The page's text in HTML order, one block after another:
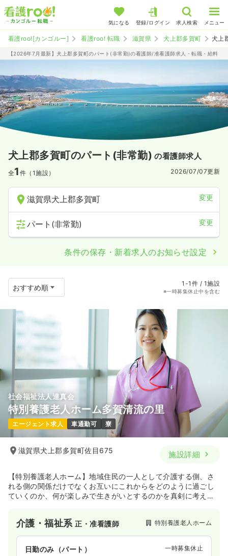
気になる 登録/ログイン 求人検索 メニュー
看護roo![カンゴルー] 看護roo! 転職 滋賀県 犬上郡多賀町 犬上
【2026年7月最新】犬上郡多賀町のパート(非常勤)の看護師/准看護師求人・転職・給料
犬上郡多賀町のパート(非常勤) の看護師求人
全1 件（1施設） 2026/07/07更新
滋賀県犬上郡多賀町 変更
パート(非常勤) 変更
条件の保存・新着求人のお知らせ設定
1-1件 / 1施設
※一時募集休止中を含む
社会福祉法人達真会
特別養護老人ホーム多賀清流の里
エージェント求人 車通勤可 寮
滋賀県犬上郡多賀町佐目675 施設詳細
【特別養護老人ホーム】地域住民の一人として介護する側、さ
れる側の関係だけでなくお互いにこれからをどのように過ごし
ていくのか、何が楽しみで生きがいとするのかを真剣に考え、
方からの信頼が厚い施設です。
介護・福祉系正・准看護師 特別養護老人ホーム
日勤のみ（パート） 一時募集休止